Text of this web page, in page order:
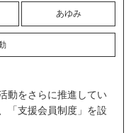
あゆみ
動をさらに推進してい
「支援会員制度」を設